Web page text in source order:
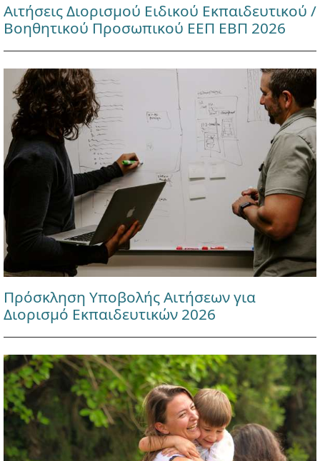
Αιτήσεις Διορισμού Ειδικού Εκπαιδευτικού /
Βοηθητικού Προσωπικού ΕΕΠ ΕΒΠ 2026
Πρόσκληση Υποβολής Αιτήσεων για
Διορισμό Εκπαιδευτικών 2026